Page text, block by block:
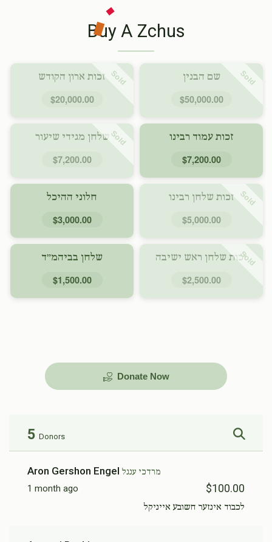
Buy A Zchus
Sold שם הבנין
$50,000.00
Sold זכות ארון הקודש
$20,000.00
זכות עמוד רבינו
$7,200.00
Sold שלחן מגידי שיעור
$7,200.00
Sold זכות שלחן רבינו
$5,000.00
חלוני ההיכל
$3,000.00
Soldזכות שלחן ראש ישיבה
$2,500.00
שלחן בביהמ״ד
$1,500.00
Donate Now
5 Donors
Aron Gershon Engel מרדכי ענגל
1 month ago $100.00
לכבוד אינזער חשובע אייניקל